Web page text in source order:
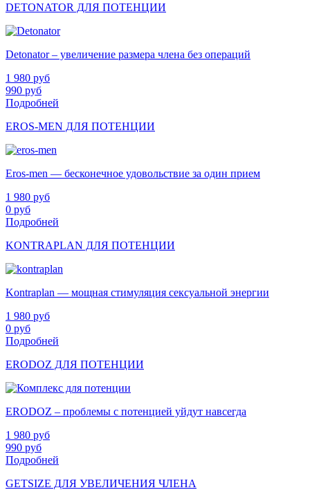
DETONATOR ДЛЯ ПОТЕНЦИИ
Detonator – увеличение размера члена без операций
1 980 руб
990 руб
Подробней
EROS-MEN ДЛЯ ПОТЕНЦИИ
Eros-men — бесконечное удовольствие за один прием
1 980 руб
0 руб
Подробней
KONTRAPLAN ДЛЯ ПОТЕНЦИИ
Kontraplan — мощная стимуляция сексуальной энергии
1 980 руб
0 руб
Подробней
ERODOZ ДЛЯ ПОТЕНЦИИ
ERODOZ – проблемы с потенцией уйдут навсегда
1 980 руб
990 руб
Подробней
GETSIZE ДЛЯ УВЕЛИЧЕНИЯ ЧЛЕНА